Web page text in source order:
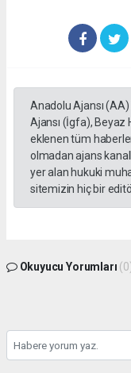
Anadolu Ajansı
Ajansı (İgfa), Beyaz
eklenen tüm
olmadan ajans
yer alan hukuki
sitemizin hiç bir
Okuyucu Yorumları